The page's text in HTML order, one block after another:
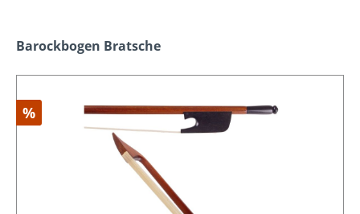
Produktgalerie überspringen
Barockbogen Bratsche
%